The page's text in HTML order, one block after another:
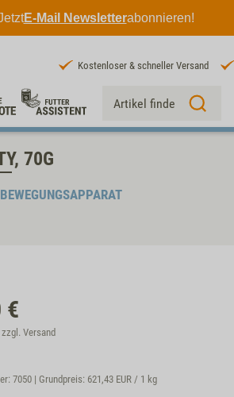
E-Mail Newsletterabonnieren!
Kostenloser & schneller Versand
Suche 1
70G
€
Versand
7050 | Grundpreis: 621,43 EUR / 1 kg